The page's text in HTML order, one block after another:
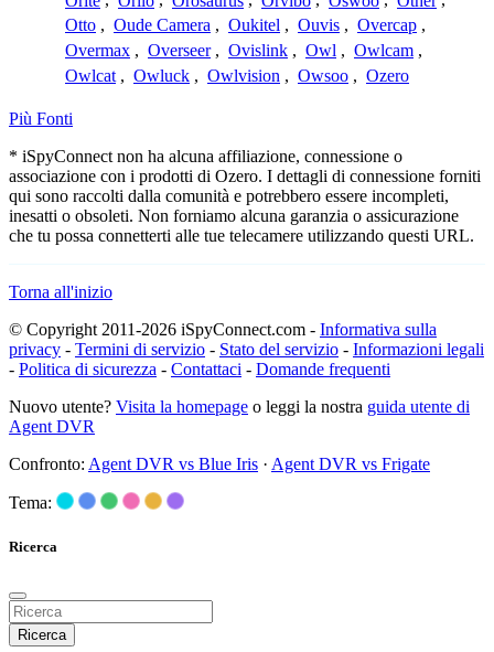
Otto , Oude Camera , Oukitel , Ouvis , Overcap ,
Overmax , Overseer , Ovislink , Owl , Owlcam ,
Owlcat , Owluck , Owlvision , Owsoo , Ozero
Più Fonti
* iSpyConnect non ha alcuna affiliazione, connessione o
associazione con i prodotti di Ozero. I dettagli di connessione forniti
qui sono raccolti dalla comunità e potrebbero essere incompleti,
inesatti o obsoleti. Non forniamo alcuna garanzia o assicurazione
che tu possa connetterti alle tue telecamere utilizzando questi URL.
Torna all'inizio
© Copyright 2011-2026 iSpyConnect.com - Informativa sulla
privacy - Termini di servizio - Stato del servizio - Informazioni legali
- Politica di sicurezza - Contattaci - Domande frequenti
Nuovo utente? Visita la homepage o leggi la nostra guida utente di
Agent DVR
Confronto: Agent DVR vs Blue Iris · Agent DVR vs Frigate
Tema:
Ricerca
Ricerca